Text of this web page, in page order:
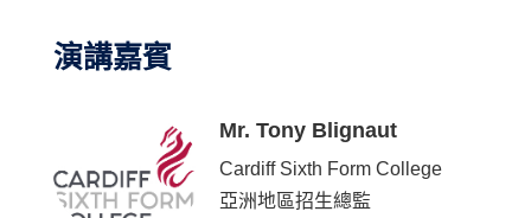
演講嘉賓
Mr. Tony Blignaut
Cardiff Sixth Form College
亞洲地區招生總監